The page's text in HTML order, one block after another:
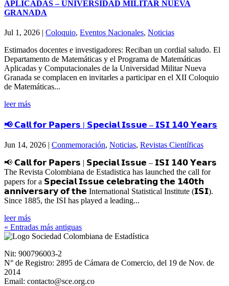
APLICADAS – UNIVERSIDAD MILITAR NUEVA
GRANADA
Jul 1, 2026 | Coloquio, Eventos Nacionales, Noticias
Estimados docentes e investigadores: Reciban un cordial saludo. El
Departamento de Matemáticas y el Programa de Matemáticas
Aplicadas y Computacionales de la Universidad Militar Nueva
Granada se complacen en invitarles a participar en el XII Coloquio
de Matemáticas...
leer más
📢 𝗖𝗮𝗹𝗹 𝗳𝗼𝗿 𝗣𝗮𝗽𝗲𝗿𝘀 | 𝗦𝗽𝗲𝗰𝗶𝗮𝗹 𝗜𝘀𝘀𝘂𝗲 – 𝗜𝗦𝗜 𝟭𝟰𝟬 𝗬𝗲𝗮𝗿𝘀
Jun 14, 2026 | Conmemoración, Noticias, Revistas Científicas
📢 𝗖𝗮𝗹𝗹 𝗳𝗼𝗿 𝗣𝗮𝗽𝗲𝗿𝘀 | 𝗦𝗽𝗲𝗰𝗶𝗮𝗹 𝗜𝘀𝘀𝘂𝗲 – 𝗜𝗦𝗜 𝟭𝟰𝟬 𝗬𝗲𝗮𝗿𝘀
The Revista Colombiana de Estadistica has launched the call for
papers for a 𝗦𝗽𝗲𝗰𝗶𝗮𝗹 𝗜𝘀𝘀𝘂𝗲 𝗰𝗲𝗹𝗲𝗯𝗿𝗮𝘁𝗶𝗻𝗴 𝘁𝗵𝗲 𝟭𝟰𝟬𝘁𝗵
𝗮𝗻𝗻𝗶𝘃𝗲𝗿𝘀𝗮𝗿𝘆 𝗼𝗳 𝘁𝗵𝗲 International Statistical Institute (𝗜𝗦𝗜).
Since 1885, the ISI has played a leading...
leer más
« Entradas más antiguas
Nit: 900796003-2
N° de Registro: 2895 de Cámara de Comercio, del 19 de Nov. de
2014
Email: contacto@sce.org.co